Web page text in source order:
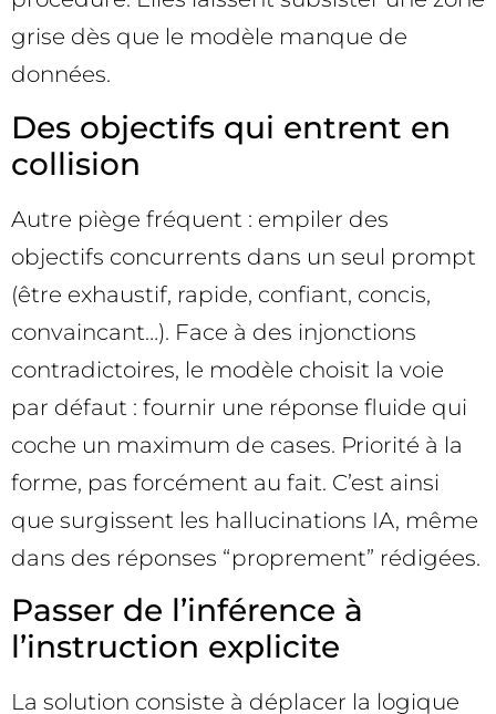
grise dès que le modèle manque de
données.
Des objectifs qui entrent en
collision
Autre piège fréquent : empiler des
objectifs concurrents dans un seul prompt
(être exhaustif, rapide, confiant, concis,
convaincant…). Face à des injonctions
contradictoires, le modèle choisit la voie
par défaut : fournir une réponse fluide qui
coche un maximum de cases. Priorité à la
forme, pas forcément au fait. C’est ainsi
que surgissent les hallucinations IA, même
dans des réponses “proprement” rédigées.
Passer de l’inférence à
l’instruction explicite
La solution consiste à déplacer la logique